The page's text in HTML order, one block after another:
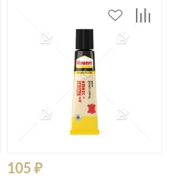
105 ₽